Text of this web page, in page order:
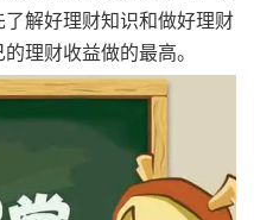
解好理财知识和做好理财
理财收益做的最高。